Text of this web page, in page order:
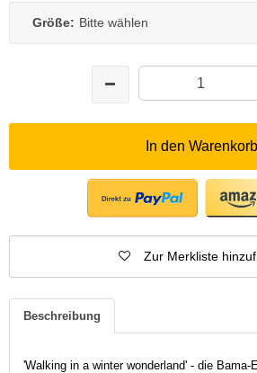
Größe: Bitte wählen
In den Warenkorb
Zur Merkliste
Beschreibung
'Walking in a winter wonderland' - die Bama-